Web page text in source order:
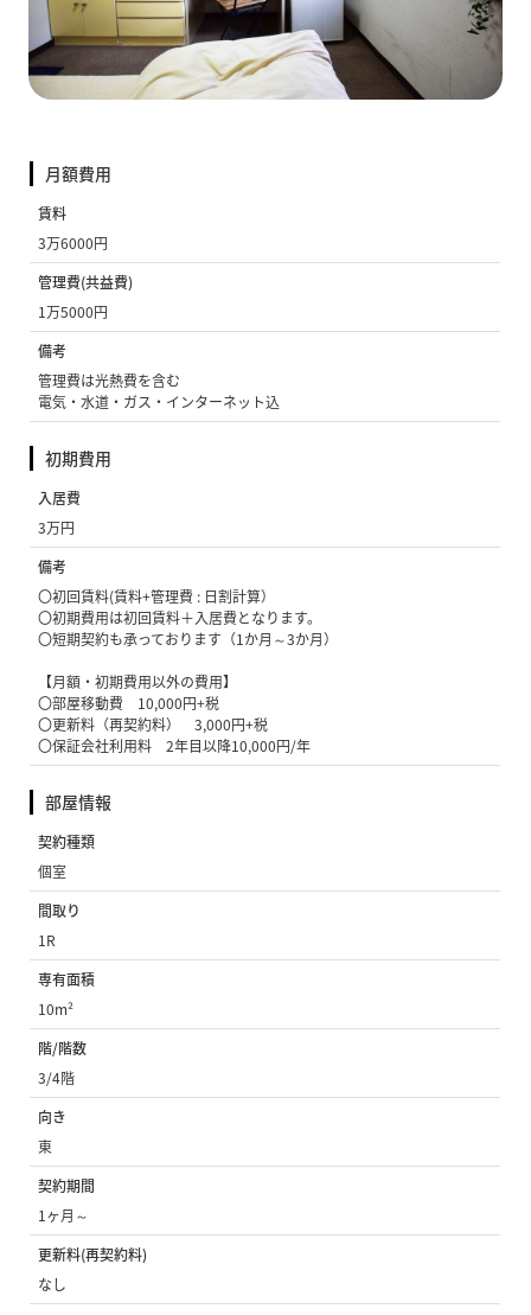
月額費用
賃料
3万6000円
管理費(共益費)
1万5000円
備考
管理費は光熱費を含む
電気・水道・ガス・インターネット込
初期費用
入居費
3万円
備考
〇初回賃料(賃料+管理費 : 日割計算）
〇初期費用は初回賃料＋入居費となります。
〇短期契約も承っております（1か月～3か月）
【月額・初期費用以外の費用】
〇部屋移動費 10,000円+税
〇更新料（再契約料） 3,000円+税
〇保証会社利用料 2年目以降10,000円/年
部屋情報
契約種類
個室
間取り
1R
専有面積
10m²
階/階数
3/4階
向き
東
契約期間
1ヶ月～
更新料(再契約料)
なし